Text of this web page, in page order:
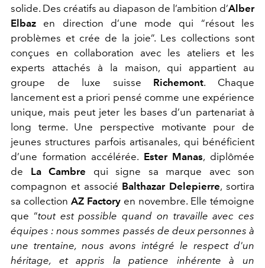
solide. Des créatifs au diapason de l’ambition d’Alber
Elbaz en direction d’une mode qui “résout les
problèmes et crée de la joie”. Les collections sont
conçues en collaboration avec les ateliers et les
experts attachés à la maison, qui appartient au
groupe de luxe suisse Richemont. Chaque
lancement est a priori pensé comme une expérience
unique, mais peut jeter les bases d’un partenariat à
long terme. Une perspective motivante pour de
jeunes structures parfois artisanales, qui bénéficient
d’une formation accélérée. Ester Manas, diplômée
de La Cambre qui signe sa marque avec son
compagnon et associé Balthazar Delepierre, sortira
sa collection AZ Factory en novembre. Elle témoigne
que “tout est possible quand on travaille avec ces
équipes : nous sommes passés de deux personnes à
une trentaine, nous avons intégré le respect d'un
héritage, et appris la patience inhérente à un